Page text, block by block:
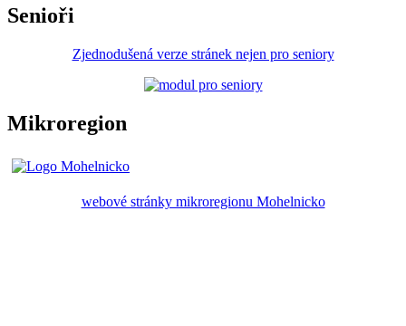
Senioři
Zjednodušená verze stránek nejen pro seniory
Mikroregion
webové stránky mikroregionu Mohelnicko